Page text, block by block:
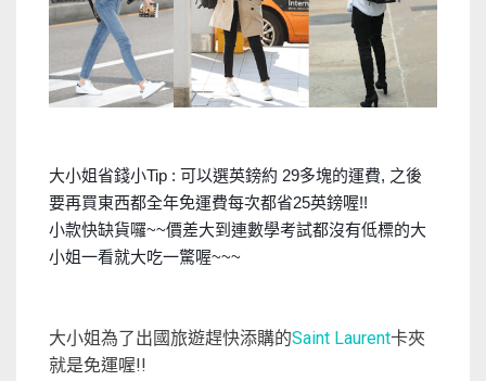
大小姐省錢小Tip : 可以選英鎊約 29多塊的運費, 之後
要再買東西都全年免運費每次都省25英鎊喔!!
小款快缺貨囉~~價差大到連數學考試都沒有低標的大
小姐一看就大吃一驚喔~~~
大小姐為了出國旅遊趕快添購的Saint Laurent卡夾
就是免運喔!!